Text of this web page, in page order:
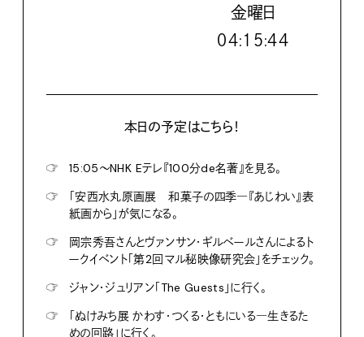
金曜日
０４:１５:４５
本日の予定はこちら！
☞
15:05〜NHK Eテレ『100分de名著』を見る。
☞
「安西水丸原画展 和菓子の四季―『あじわい』表
紙画から」が気になる。
☞
岡宗秀吾さんとヴァンサン・ギルベールさんによるト
ークイベント「第2回マル秘映像研究会」をチェック。
☞
ジャン・ジュリアン「The Guests」に行く。
☞
「ぬけみち展 かわす・つくる・ともにいる―生きるた
めの回路」に行く。